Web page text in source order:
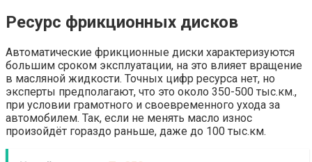
Ресурс фрикционных дисков
Автоматические фрикционные диски характеризуются
большим сроком эксплуатации, на это влияет вращение
в масляной жидкости. Точных цифр ресурса нет, но
эксперты предполагают, что это около 350-500 тыс.км.,
при условии грамотного и своевременного ухода за
автомобилем. Так, если не менять масло износ
произойдёт гораздо раньше, даже до 100 тыс.км.